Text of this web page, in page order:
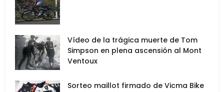
Vídeo de la trágica muerte de Tom
Simpson en plena ascensión al Mont
Ventoux
Sorteo maillot firmado de Vicma Bike